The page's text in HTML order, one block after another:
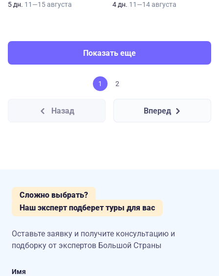
5 дн. 11—15 августа
4 дн. 11—14 августа
Показать еще
1 2
Назад Вперед
Сложно выбрать?
Наш эксперт подберет туры для вас
Оставьте заявку и получите консультацию и
подборку от экспертов Большой Страны
Имя